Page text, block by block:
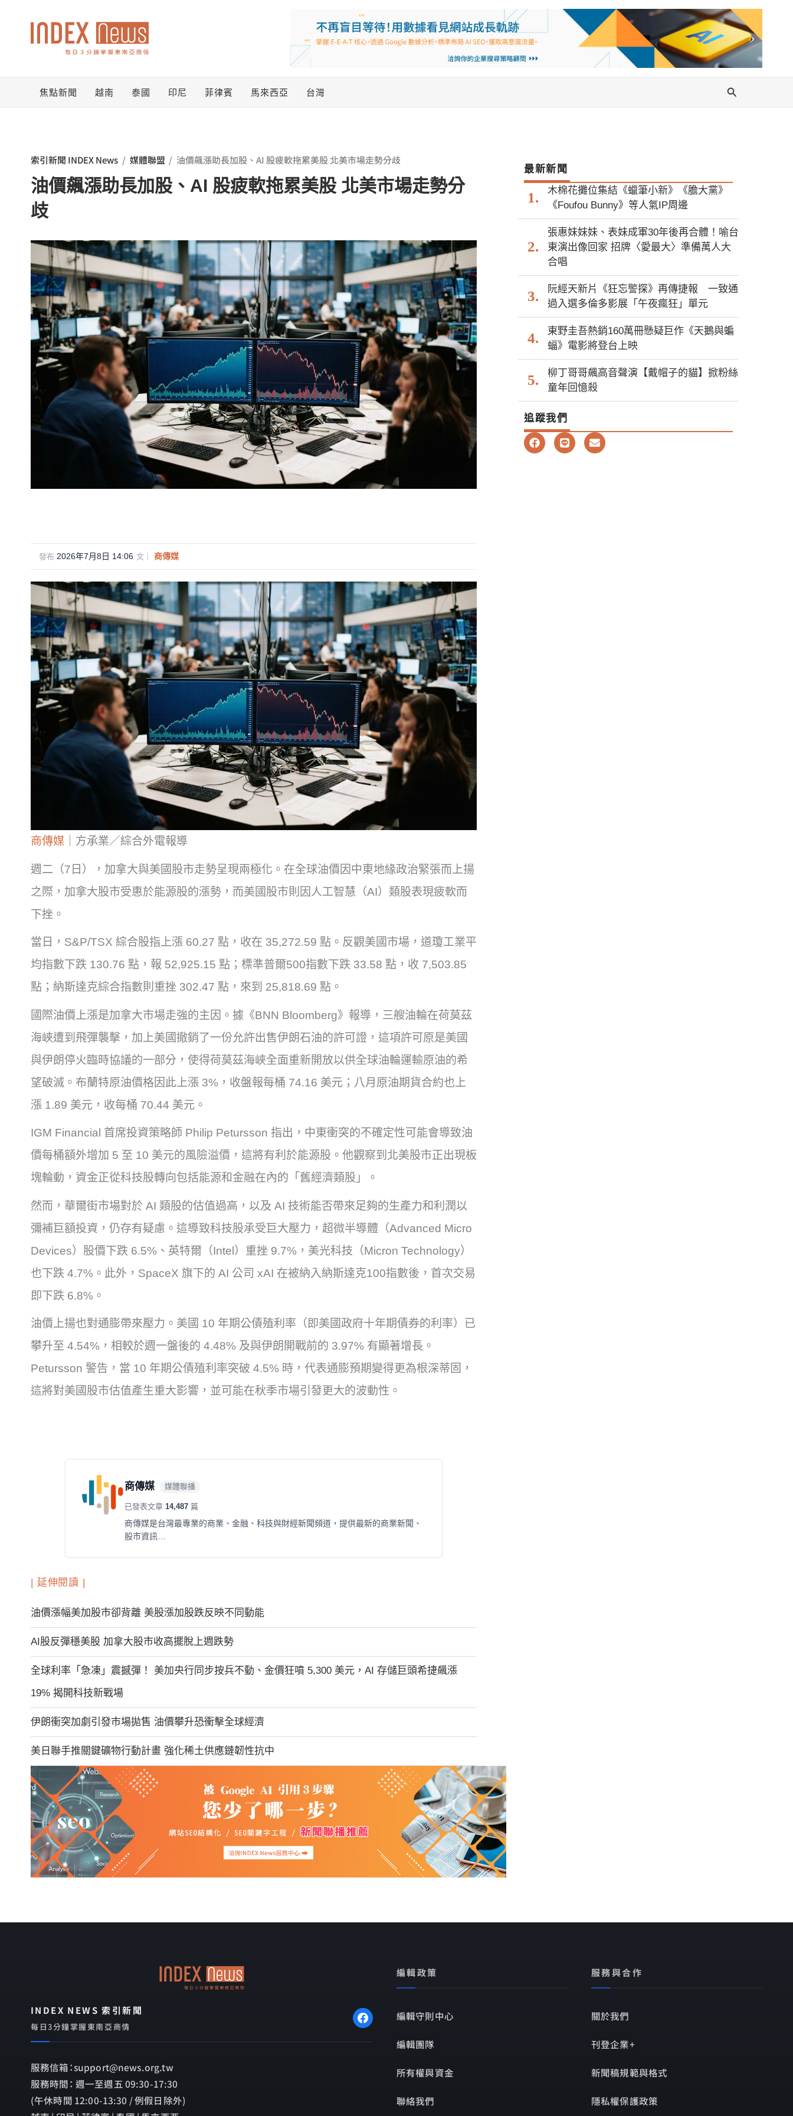
焦點新聞 越南 泰國 印尼 菲律賓 馬來西亞 台灣
搜
索引新聞 INDEX News / 媒體聯盟 / 油價飆漲助長加股、AI 股疲軟拖累美股 北美市場走勢分歧
油價飆漲助長加股、AI 股疲軟拖累美股 北美市場走勢分
歧
發布 2026年7月8日 14:06·文｜ 商傳媒
商傳媒 ｜方承業／綜合外電報導
週二（7日），加拿大與美國股市走勢呈現兩極化。在全球油價因中東地緣政治緊張而上揚
之際，加拿大股市受惠於能源股的漲勢，而美國股市則因人工智慧（AI）類股表現疲軟而
下挫。
當日，S&P/TSX 綜合股指上漲 60.27 點，收在 35,272.59 點。反觀美國市場，道瓊工業平
均指數下跌 130.76 點，報 52,925.15 點；標準普爾500指數下跌 33.58 點，收 7,503.85
點；納斯達克綜合指數則重挫 302.47 點，來到 25,818.69 點。
國際油價上漲是加拿大市場走強的主因。據《BNN Bloomberg》報導，三艘油輪在荷莫茲
海峽遭到飛彈襲擊，加上美國撤銷了一份允許出售伊朗石油的許可證，這項許可原是美國
與伊朗停火臨時協議的一部分，使得荷莫茲海峽全面重新開放以供全球油輪運輸原油的希
望破滅。布蘭特原油價格因此上漲 3%，收盤報每桶 74.16 美元；八月原油期貨合約也上
漲 1.89 美元，收每桶 70.44 美元。
IGM Financial 首席投資策略師 Philip Petursson 指出，中東衝突的不確定性可能會導致油
價每桶額外增加 5 至 10 美元的風險溢價，這將有利於能源股。他觀察到北美股市正出現板
塊輪動，資金正從科技股轉向包括能源和金融在內的「舊經濟類股」。
然而，華爾街市場對於 AI 類股的估值過高，以及 AI 技術能否帶來足夠的生產力和利潤以
彌補巨額投資，仍存有疑慮。這導致科技股承受巨大壓力，超微半導體（Advanced Micro
Devices）股價下跌 6.5%、英特爾（Intel）重挫 9.7%，美光科技（Micron Technology）
也下跌 4.7%。此外，SpaceX 旗下的 AI 公司 xAI 在被納入納斯達克100指數後，首次交易
即下跌 6.8%。
油價上揚也對通膨帶來壓力。美國 10 年期公債殖利率（即美國政府十年期債券的利率）已
攀升至 4.54%，相較於週一盤後的 4.48% 及與伊朗開戰前的 3.97% 有顯著增長。
Petursson 警告，當 10 年期公債殖利率突破 4.5% 時，代表通膨預期變得更為根深蒂固，
這將對美國股市估值產生重大影響，並可能在秋季市場引發更大的波動性。
商傳媒 媒體聯播
已發表文章 14,487 篇
商傳媒是台灣最專業的商業、金融、科技與財經新聞頻道，提供最新的商業新聞、
股市資訊…
| 延伸閱讀 |
油價漲幅美加股市卻背離 美股漲加股跌反映不同動能
AI股反彈穩美股 加拿大股市收高擺脫上週跌勢
全球利率「急凍」震撼彈！ 美加央行同步按兵不動、金價狂噴 5,300 美元，AI 存儲巨頭希捷飆漲
19% 揭開科技新戰場
伊朗衝突加劇引發市場拋售 油價攀升恐衝擊全球經濟
美日聯手推關鍵礦物行動計畫 強化稀土供應鏈韌性抗中
最新新聞
木棉花攤位集結《蠟筆小新》《膽大黨》
《Foufou Bunny》等人氣IP周邊
張惠妹妹妹、表妹成軍30年後再合體！喻台
東演出像回家 招牌〈愛最大〉準備萬人大
合唱
阮經天新片《狂忘警探》再傳捷報 一致通
過入選多倫多影展「午夜瘋狂」單元
東野圭吾熱銷160萬冊懸疑巨作《天鵝與蝙
蝠》電影將登台上映
柳丁哥哥飆高音聲演【戴帽子的貓】掀粉絲
童年回憶殺
追蹤我們
F
a
L
i
E
n
INDEX NEWS 索引新聞
每日3分鐘掌握東南亞商情
服務信箱：support@news.org.tw
服務時間： 週一至週五 09:30-17:30
(午休時間 12:00-13:30 / 例假日除外)
編輯政策
編輯守則中心
編輯團隊
所有權與資金
聯絡我們
服務與合作
關於我們
刊登企業+
新聞稿規範與格式
隱私權保護政策